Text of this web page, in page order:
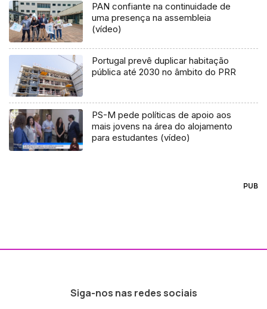
PAN confiante na continuidade de
uma presença na assembleia
(vídeo)
Portugal prevê duplicar habitação
pública até 2030 no âmbito do PRR
PS-M pede políticas de apoio aos
mais jovens na área do alojamento
para estudantes (vídeo)
PUB
Siga-nos nas redes sociais